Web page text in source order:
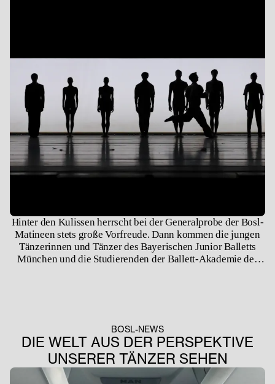
Hinter den Kulissen herrscht bei der Generalprobe der Bosl-
Matineen stets große Vorfreude. Dann kommen die jungen
Tänzerinnen und Tänzer des Bayerischen Junior Balletts
München und die Studierenden der Ballett-Akademie der
BOSL-NEWS
DIE WELT AUS DER PERSPEKTIVE
UNSERER TÄNZER SEHEN